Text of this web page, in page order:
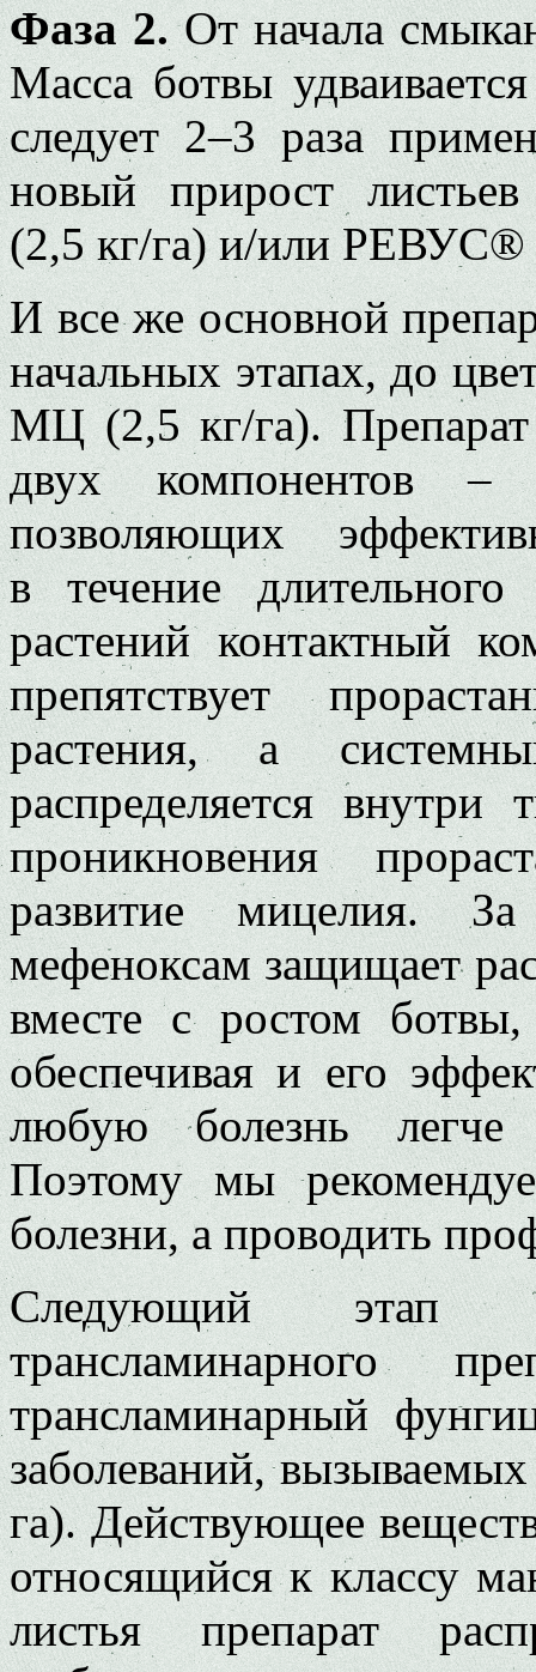
Фаза 2. От начала
Масса ботвы
следует 2–3 раза
новый прирост
(2,5 кг/га) и/или РЕВУС®
И все же основной
начальных этапах, до
МЦ (2,5 кг/га). Препарат
двух компонентов –
позволяющих
в течение
растений контактный
препятствует
растения, а
распределяется внутри
проникновения
развитие мицелия.
мефеноксам защищает
вместе с ростом
обеспечивая и его
любую болезнь легче
Поэтому мы
болезни, а проводить
Следующий этап
трансламинарного
трансламинарный
заболеваний,
га). Действующее
относящийся к классу
листья препарат